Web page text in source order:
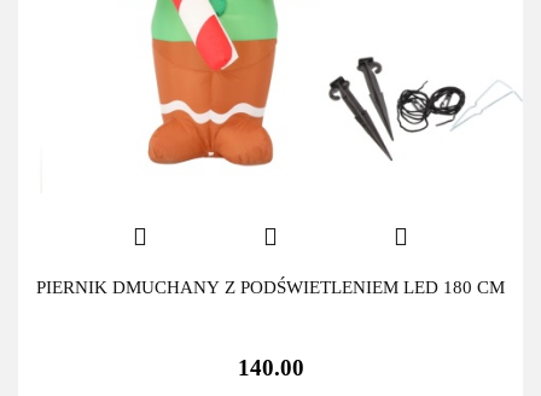
PIERNIK DMUCHANY Z PODŚWIETLENIEM LED 180 CM
140.00